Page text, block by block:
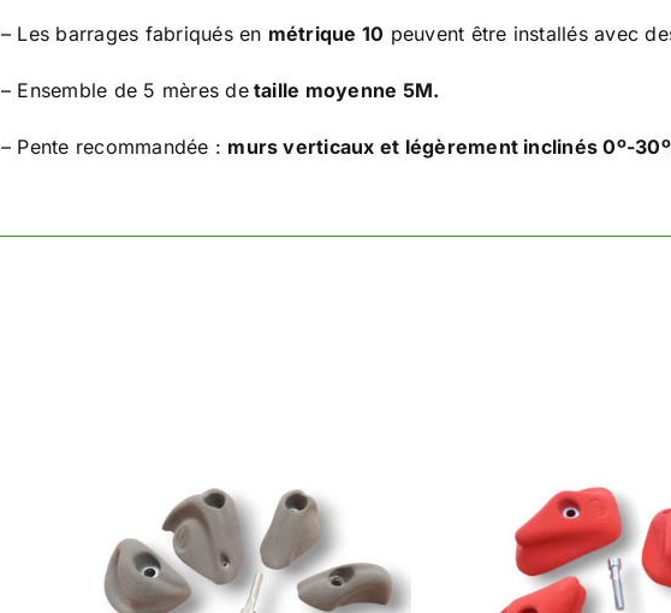
– Les barrages fabriqués en métrique 10 peuvent être installés avec
– Ensemble de 5 mères detaille moyenne 5M.
– Pente recommandée : murs verticaux et légèrement inclinés 0º-30º